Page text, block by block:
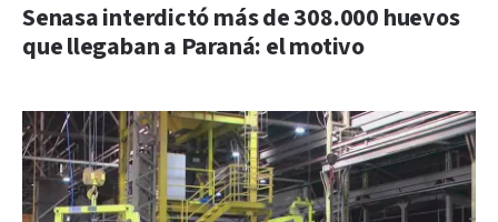
Senasa interdictó más de 308.000 huevos
que llegaban a Paraná: el motivo